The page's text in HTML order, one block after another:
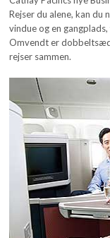
Rejser du alene, kan du
vindue og en
Omvendt er
rejser sammen.